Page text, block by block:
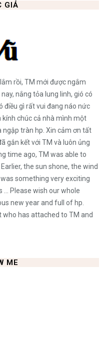
GIẢ
rồi, TM mới được ngắm
nắng tỏa lung linh, gió có
điều gì rất vui đang náo nức
kính chúc cả nhà mình một
tràn hp. Xin cảm ơn tất
gắn kết với TM và luôn ủng
time ago, TM was able to
the sun shone, the wind
something very exciting
... Please wish our whole
new year and full of hp.
has attached to TM and
ME